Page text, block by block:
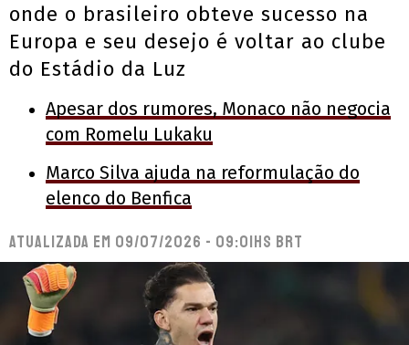
onde o brasileiro obteve sucesso na
Europa e seu desejo é voltar ao clube
do Estádio da Luz
Apesar dos rumores, Monaco não negocia
com Romelu Lukaku
Marco Silva ajuda na reformulação do
elenco do Benfica
Atualizada em 09/07/2026 - 09:01hs BRT